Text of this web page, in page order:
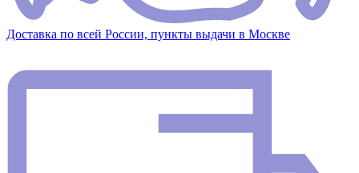
Доставка по всей России, пункты выдачи в Москве